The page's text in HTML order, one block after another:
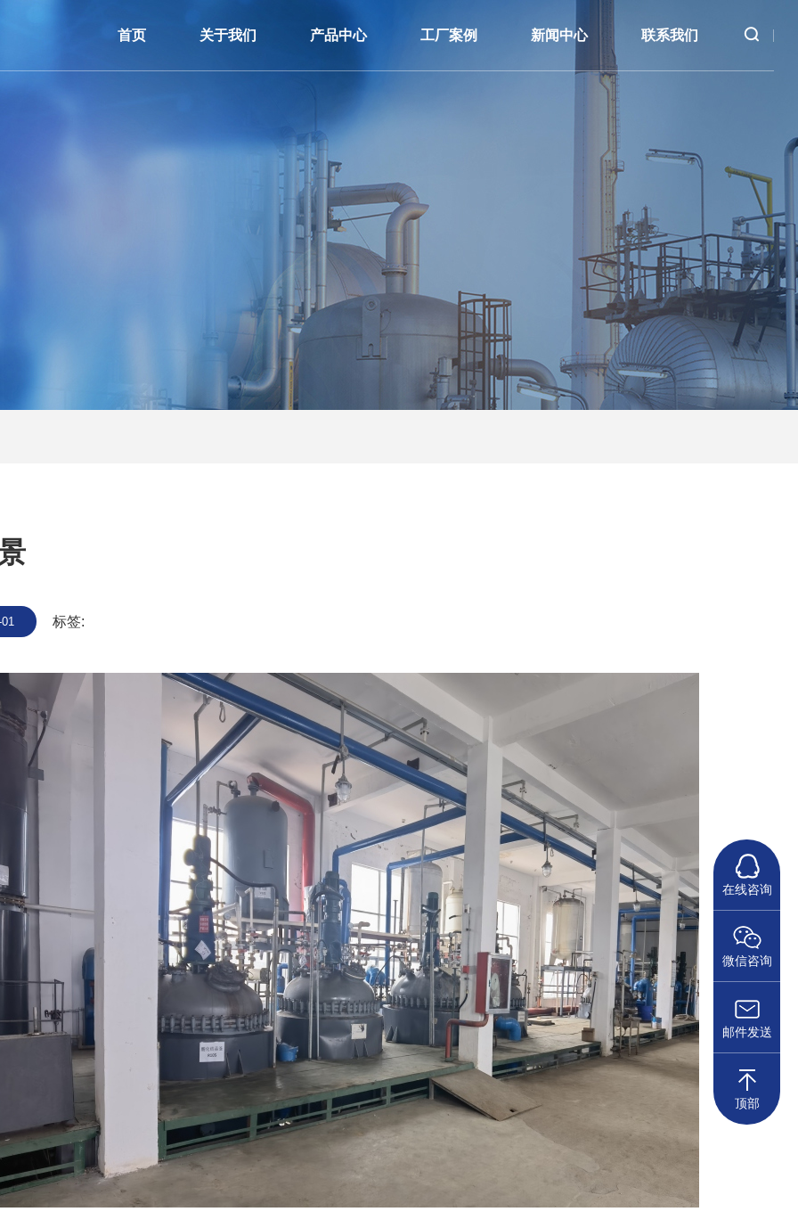
首页 关于我们 产品中心 工厂案例 新闻中心 联系我们
首页
关于我们
标签:
在线咨询
微信咨询
邮件发送
顶部